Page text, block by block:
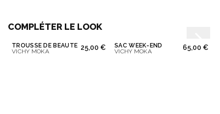
COMPLÉTER LE LOOK
TROUSSE DE BEAUTÉ
VICHY MOKA
25,00 €
SAC WEEK-END
VICHY MOKA
65,00 €